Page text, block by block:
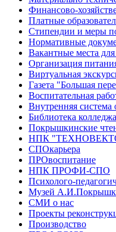
Финансово-
Платные
Стипендии и меры
Нормативные
Вакантные места
Организация
Виртуальная
Газета "Большая
Воспитательная
Внутренняя система
Библиотека колледжа
Покрышкинские
НПК
СПОкарьера
ПРОвоспитание
НПК ПРОФИ-СПО
Психолого-
Музей
СМИ о нас
Проекты
Производство